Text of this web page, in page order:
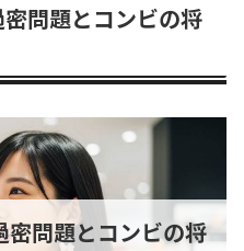
問題とコンビの将
問題とコンビの将